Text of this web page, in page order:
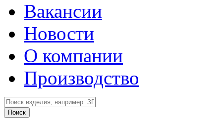
Вакансии
Новости
О компании
Производство